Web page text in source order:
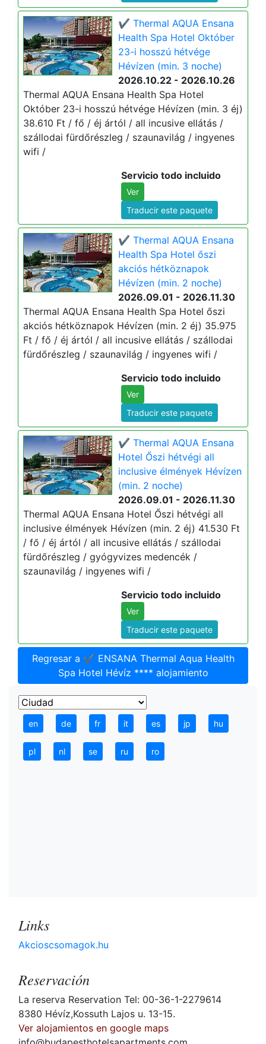
✔️ Thermal AQUA Ensana
Health Spa Hotel Október
23-i hosszú hétvége
Hévízen (min. 3 noche)
2026.10.22 - 2026.10.26
Thermal AQUA Ensana Health Spa Hotel
Október 23-i hosszú hétvége Hévízen (min. 3 éj)
38.610 Ft / fő / éj ártól / all incusive ellátás /
szállodai fürdőrészleg / szaunavilág / ingyenes
wifi /
Servicio todo incluido
Ver
Traducir este paquete
✔️ Thermal AQUA Ensana
Health Spa Hotel őszi
akciós hétköznapok
Hévízen (min. 2 noche)
2026.09.01 - 2026.11.30
Thermal AQUA Ensana Health Spa Hotel őszi
akciós hétköznapok Hévízen (min. 2 éj) 35.975
Ft / fő / éj ártól / all incusive ellátás / szállodai
fürdőrészleg / szaunavilág / ingyenes wifi /
Servicio todo incluido
Ver
Traducir este paquete
✔️ Thermal AQUA Ensana
Hotel Őszi hétvégi all
inclusive élmények Hévízen
(min. 2 noche)
2026.09.01 - 2026.11.30
Thermal AQUA Ensana Hotel Őszi hétvégi all
inclusive élmények Hévízen (min. 2 éj) 41.530 Ft
/ fő / éj ártól / all incusive ellátás / szállodai
fürdőrészleg / gyógyvizes medencék /
szaunavilág / ingyenes wifi /
Servicio todo incluido
Ver
Traducir este paquete
Regresar a ✔️ ENSANA Thermal Aqua Health
Spa Hotel Hévíz **** alojamiento
en de fr it es jp hu
pl nl se ru ro
Links
Akcioscsomagok.hu
Reservación
La reserva Reservation Tel: 00-36-1-2279614
8380 Hévíz,Kossuth Lajos u. 13-15.
Ver alojamientos en google maps